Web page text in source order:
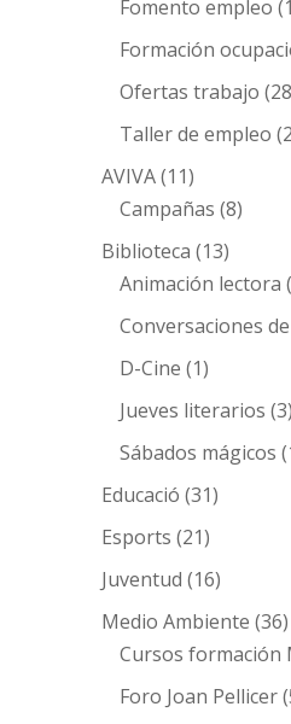
Fomento empleo
Formación
Ofertas trabajo
Taller de empleo
AVIVA(11)
Campañas (8)
Biblioteca (13)
Animación lectora
Conversaciones
D-Cine (1)
Jueves literarios (3)
Sábados mágicos
Educació (31)
Esports (21)
Juventud (16)
Medio Ambiente (36)
Cursos formación
Foro Joan Pellicer